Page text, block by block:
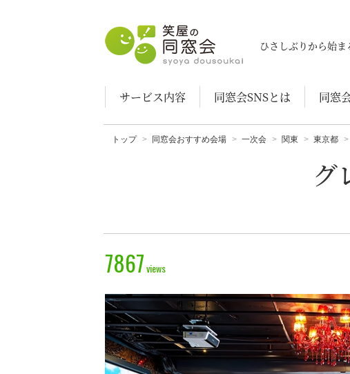
笑屋の同窓会
ひさしぶりから始
サービス内容 同窓会SNSとは 同窓
トップ 同窓会おすすめ会場 一次会 関東 東京都
グ
7867views